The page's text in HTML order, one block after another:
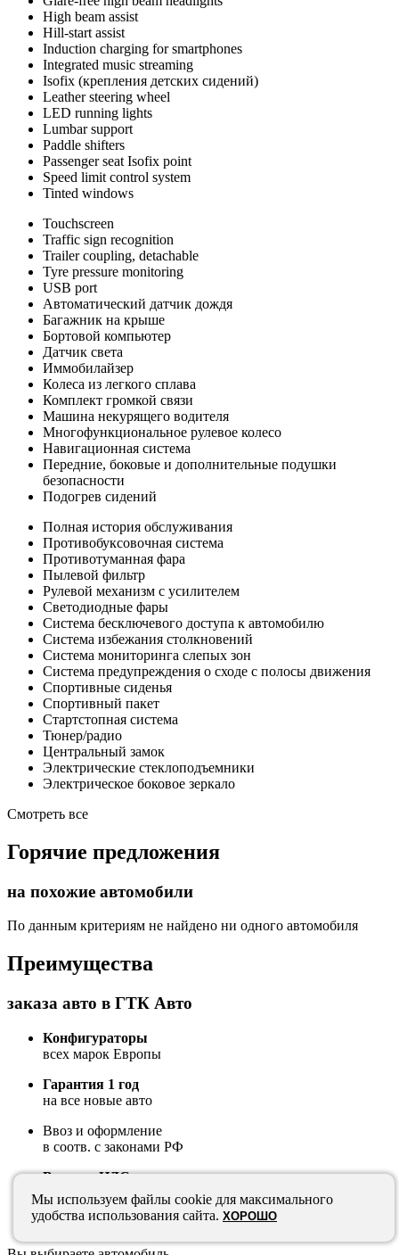
High beam assist
Hill-start assist
Induction charging for smartphones
Integrated music streaming
Isofix (крепления детских сидений)
Leather steering wheel
LED running lights
Lumbar support
Paddle shifters
Passenger seat Isofix point
Speed limit control system
Tinted windows
Touchscreen
Traffic sign recognition
Trailer coupling, detachable
Tyre pressure monitoring
USB port
Автоматический датчик дождя
Багажник на крыше
Бортовой компьютер
Датчик света
Иммобилайзер
Колеса из легкого сплава
Комплект громкой связи
Машина некурящего водителя
Многофункциональное рулевое колесо
Навигационная система
Передние, боковые и дополнительные подушки
безопасности
Подогрев сидений
Полная история обслуживания
Противобуксовочная система
Противотуманная фара
Пылевой фильтр
Рулевой механизм с усилителем
Светодиодные фары
Система бесключевого доступа к автомобилю
Система избежания столкновений
Система мониторинга слепых зон
Система предупреждения о сходе с полосы движения
Спортивные сиденья
Спортивный пакет
Стартстопная система
Тюнер/радио
Центральный замок
Электрические стеклоподъемники
Электрическое боковое зеркало
Смотреть все
Горячие предложения
на похожие автомобили
По данным критериям не найдено ни одного автомобиля
Преимущества
заказа авто в ГТК Авто
Конфигураторы
всех марок Европы
Гарантия 1 год
на все новые авто
Ввоз и оформление
в соотв. с законами РФ
Возврат НДС
Фиксация курса валюты и
всех условийв договоре
Мы используем файлы cookie для максимального
удобства использования сайта. ХОРОШО